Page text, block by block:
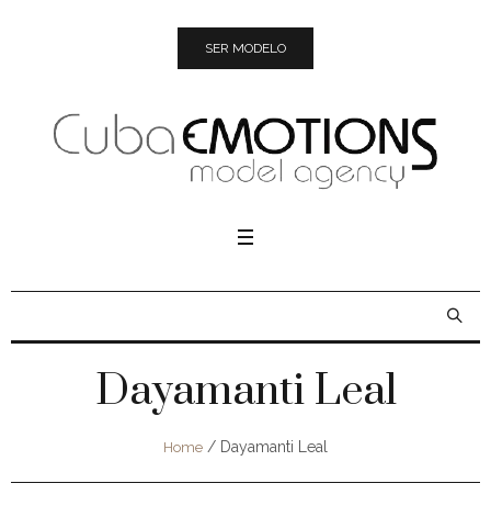
SER MODELO
Dayamanti Leal
Home / Dayamanti Leal